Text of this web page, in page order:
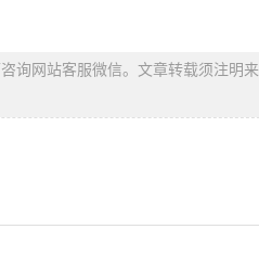
询网站客服微信。文章转载须注明来